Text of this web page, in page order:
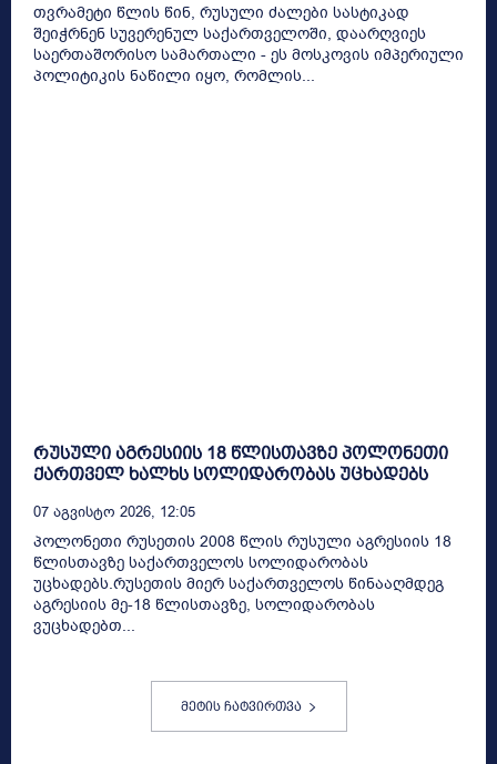
თვრამეტი წლის წინ, რუსული ძალები სასტიკად
შეიჭრნენ სუვერენულ საქართველოში, დაარღვიეს
საერთაშორისო სამართალი - ეს მოსკოვის იმპერიული
პოლიტიკის ნაწილი იყო, რომლის...
რუსული აგრესიის 18 წლისთავზე პოლონეთი
ქართველ ხალხს სოლიდარობას უცხადებს
07 Აგვისტო 2026, 12:05
პოლონეთი რუსეთის 2008 წლის რუსული აგრესიის 18
წლისთავზე საქართველოს სოლიდარობას
უცხადებს.რუსეთის მიერ საქართველოს წინააღმდეგ
აგრესიის მე-18 წლისთავზე, სოლიდარობას
ვუცხადებთ...
მეტის ჩატვირთვა